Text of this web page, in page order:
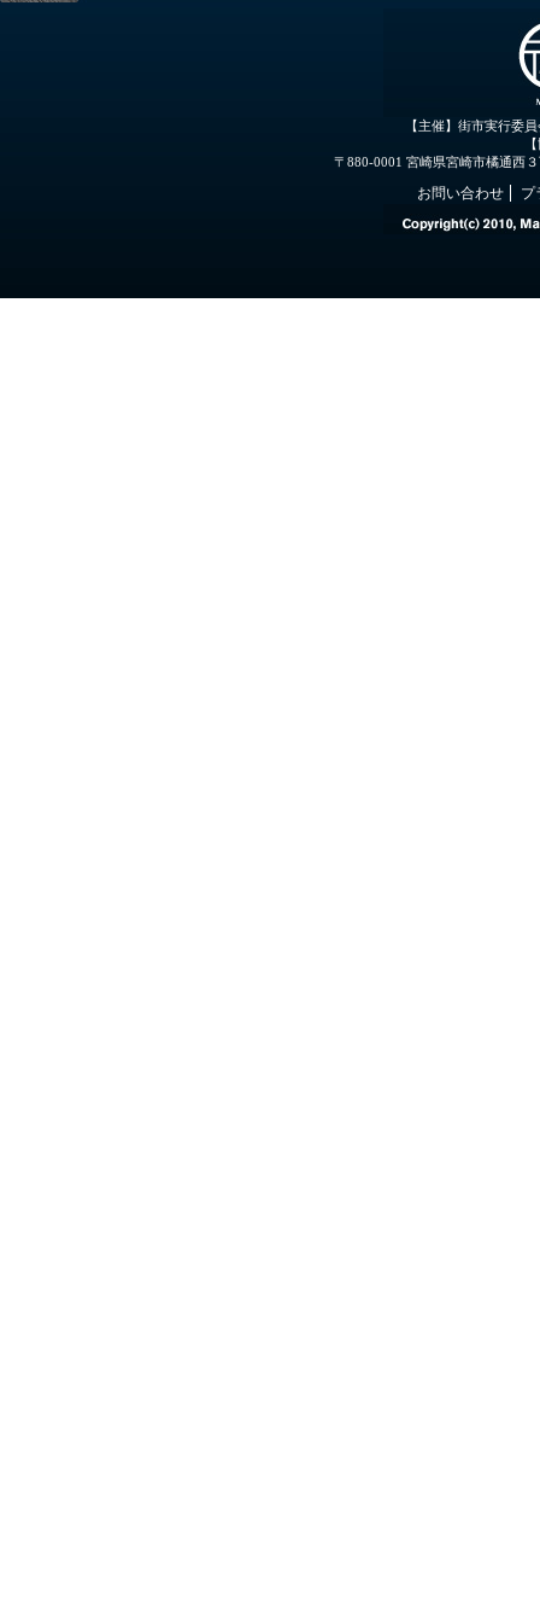
【主催】街市実行委
〒880-0001 宮崎県宮崎市橘通西
お問い合わせ プ